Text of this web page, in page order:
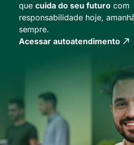
que cuida do seu futuro com
responsabilidade hoje,
sempre.
Acessar autoatendimento